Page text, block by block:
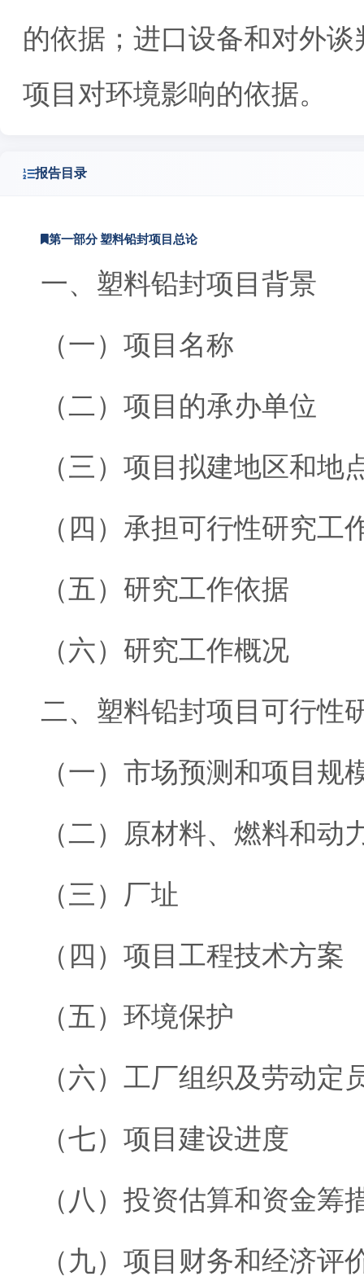
的依据；进口设备和对外
项目对环境影响的依据。
报告目录
第一部分 塑料铅封项目总论
一、塑料铅封项目背景
（一）项目名称
（二）项目的承办单位
（三）项目拟建地区和地
（四）承担可行性研究工
（五）研究工作依据
（六）研究工作概况
二、塑料铅封项目可行性
（一）市场预测和项目规
（二）原材料、燃料和动
（三）厂址
（四）项目工程技术方案
（五）环境保护
（六）工厂组织及劳动定
（七）项目建设进度
（八）投资估算和资金筹
（九）项目财务和经济评